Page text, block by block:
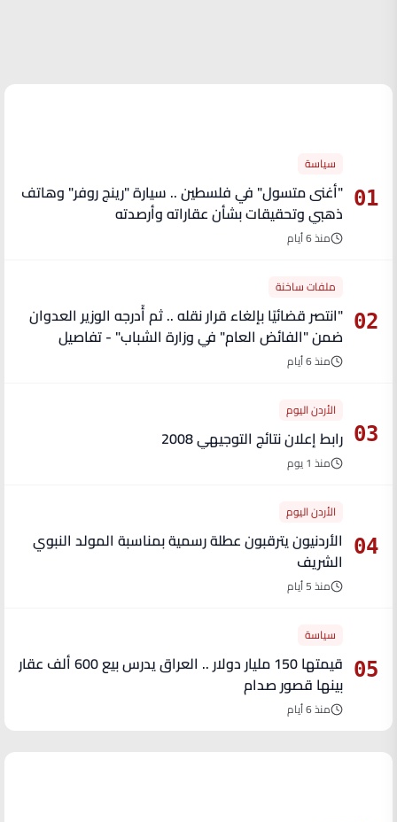
01
سياسة
"أغنى متسول" في فلسطين .. سيارة "رينج روفر" وهاتف
ذهبي وتحقيقات بشأن عقاراته وأرصدته
منذ 6 أيام
02
ملفات ساخنة
"انتصر قضائيًا بإلغاء قرار نقله .. ثم أُدرجه الوزير العدوان
ضمن "الفائض العام" في وزارة الشباب" - تفاصيل
منذ 6 أيام
03
الأردن اليوم
رابط إعلان نتائج التوجيهي 2008
منذ 1 يوم
04
الأردن اليوم
الأردنيون يترقبون عطلة رسمية بمناسبة المولد النبوي
الشريف
منذ 5 أيام
05
سياسة
قيمتها 150 مليار دولار .. العراق يدرس بيع 600 ألف عقار
بينها قصور صدام
منذ 6 أيام